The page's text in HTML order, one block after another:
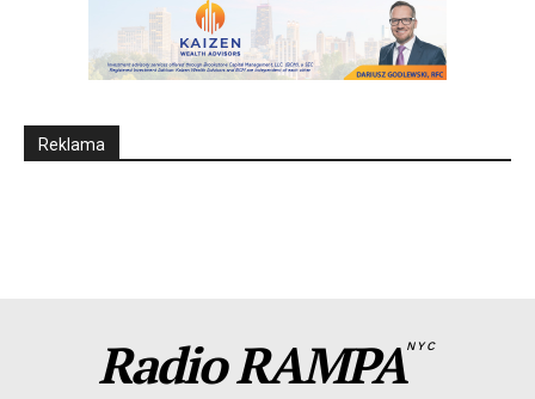
Reklama
Radio RAMPANYC